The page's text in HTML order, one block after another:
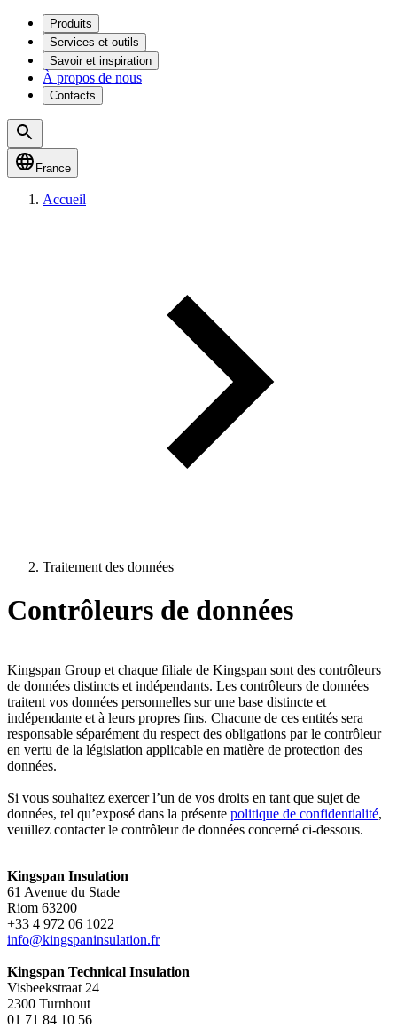
Produits
Services et outils
Savoir et inspiration
À propos de nous
Contacts
France
Accueil
Traitement des données
Contrôleurs de données
Kingspan Group et chaque filiale de Kingspan sont des contrôleurs
de données distincts et indépendants. Les contrôleurs de données
traitent vos données personnelles sur une base distincte et
indépendante et à leurs propres fins. Chacune de ces entités sera
responsable séparément du respect des obligations par le contrôleur
en vertu de la législation applicable en matière de protection des
données.
Si vous souhaitez exercer l’un de vos droits en tant que sujet de
données, tel qu’exposé dans la présente politique de confidentialité,
veuillez contacter le contrôleur de données concerné ci-dessous.
Kingspan Insulation
61 Avenue du Stade
Riom 63200
+33 4 972 06 1022
info@kingspaninsulation.fr
Kingspan Technical Insulation
Visbeekstraat 24
2300 Turnhout
01 71 84 10 56